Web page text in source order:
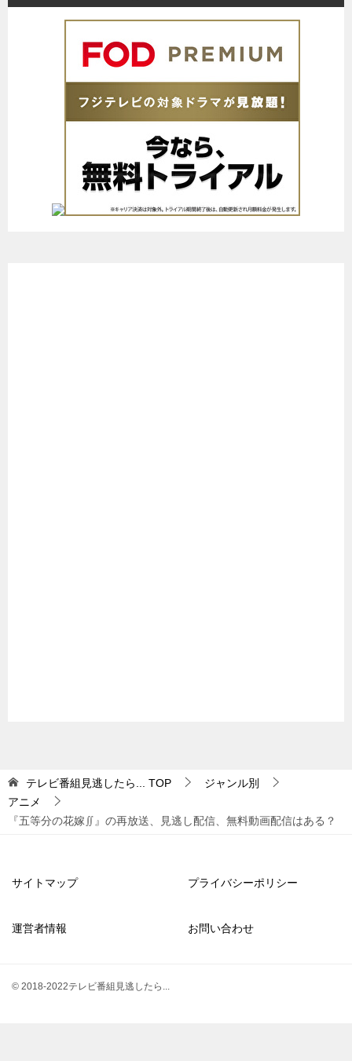
テレビ番組見逃したら... TOP
ジャンル別
アニメ
『五等分の花嫁∬』の再放送、見逃し配信、無料動画配信はある？
サイトマップ プライバシーポリシー
運営者情報 お問い合わせ
© 2018-2022テレビ番組見逃したら...